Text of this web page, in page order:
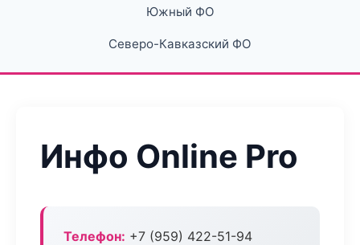
Южный ФО
Северо-Кавказский ФО
Инфо Online Pro
Телефон: +7 (959) 422-51-94